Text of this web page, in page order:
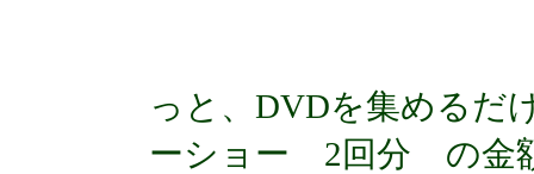
っと、DVDを集める
ーショー 2回分 の金